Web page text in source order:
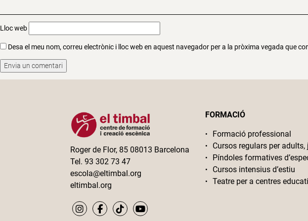
Lloc web
Desa el meu nom, correu electrònic i lloc web en aquest navegador per a la pròxima vegada que
Roger de Flor, 85 08013 Barcelona
Tel. 93 302 73 47
escola@eltimbal.org
eltimbal.org
FORMACIÓ
Formació professional
Cursos regulars per
Píndoles formatives
Cursos intensius d’estiu
Teatre per a centres